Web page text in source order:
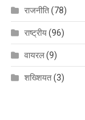
राजनीति(78)
राष्ट्रीय(96)
वायरल(9)
शख्शियत(3)